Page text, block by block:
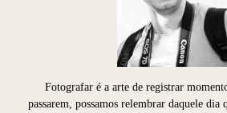
Fotografar é a arte de registrar
passarem, possamos relembrar daquele dia